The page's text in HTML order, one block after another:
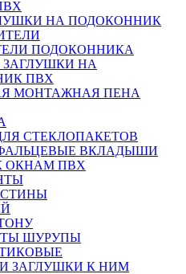
НА ПОДОКОННИК
ПОДОКОННИКА
НА
ПВХ
МОНТАЖНАЯ ПЕНА
СТЕКЛОПАКЕТОВ
ВКЛАДЫШИ
ОКНАМ ПВХ
ШУРУПЫ
ЗАГЛУШКИ К НИМ